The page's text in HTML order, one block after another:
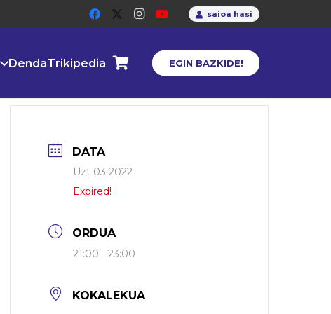
saioa hasi
DendaTrikipedia EGIN BAZKIDE!
DATA
Uzt 03 2022
Expired!
ORDUA
21:00 - 23:00
KOKALEKUA